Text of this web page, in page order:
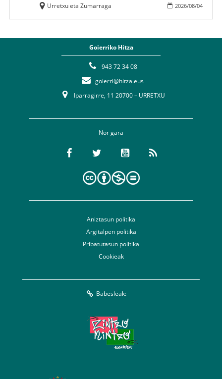
2026/08/04
Urretxu eta Zumarraga
Goierriko Hitza
943 72 34 08
goierri@hitza.eus
Iparragirre, 11 20700 – URRETXU
Nor gara
Aniztasun politika
Argitalpen politika
Pribatutasun politika
Cookieak
Babesleak: